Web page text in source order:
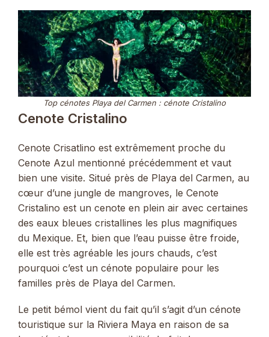
Top cénotes Playa del Carmen : cénote Cristalino
Cenote Cristalino
Cenote Crisatlino est extrêmement proche du
Cenote Azul mentionné précédemment et vaut
bien une visite. Situé près de Playa del Carmen, au
cœur d’une jungle de mangroves, le Cenote
Cristalino est un cenote en plein air avec certaines
des eaux bleues cristallines les plus magnifiques
du Mexique. Et, bien que l’eau puisse être froide,
elle est très agréable les jours chauds, c’est
pourquoi c’est un cénote populaire pour les
familles près de Playa del Carmen.
Le petit bémol vient du fait qu’il s’agit d’un cénote
touristique sur la Riviera Maya en raison de sa